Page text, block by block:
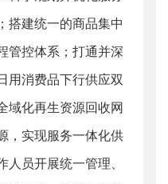
搭建统一的商品集中
管控体系；打通并深
用消费品下行供应双
域化再生资源回收网
，实现服务一体化供
人员开展统一管理、